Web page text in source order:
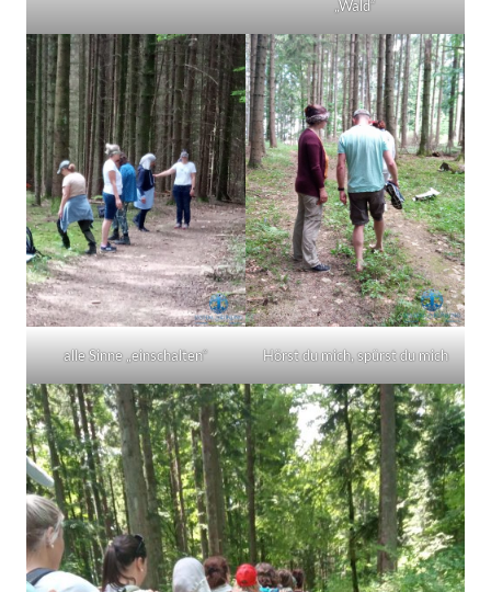
„Wald“
alle Sinne „einschalten“ Hörst du mich, spürst du mich